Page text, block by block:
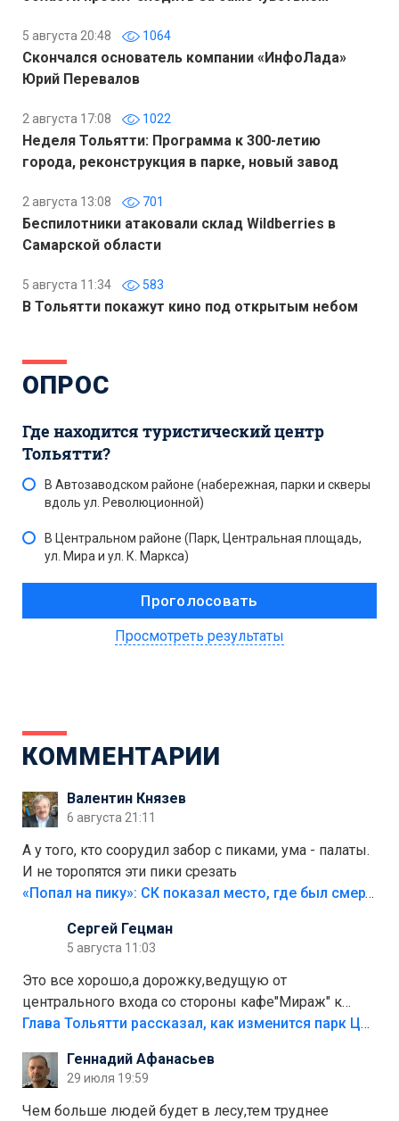
5 августа 20:48 1064
Скончался основатель компании «ИнфоЛада»
Юрий Перевалов
2 августа 17:08 1022
Неделя Тольятти: Программа к 300-летию
города, реконструкция в парке, новый завод
2 августа 13:08 701
Беспилотники атаковали склад Wildberries в
Самарской области
5 августа 11:34 583
В Тольятти покажут кино под открытым небом
ОПРОС
Где находится туристический центр
Тольятти?
В Автозаводском районе (набережная, парки и скверы
вдоль ул. Революционной)
В Центральном районе (Парк, Центральная площадь,
ул. Мира и ул. К. Маркса)
Просмотреть результаты
КОММЕНТАРИИ
Валентин Князев
6 августа 21:11
А у того, кто соорудил забор с пиками, ума - палаты.
И не торопятся эти пики срезать
«Попал на пику»: СК показал место, где был смертельно травмирован ребенок в Тольятти
Сергей Гецман
5 августа 11:03
Это все хорошо,а дорожку,ведущую от
центрального входа со стороны кафе"Мираж" к
аттракционам слабо доделать?А то бордюры
лежала в парке и испортилась.Да еще,видимо,часть
украли.
Глава Тольятти рассказал, как изменится парк Центрального района
Геннадий Афанасьев
29 июля 19:59
Чем больше людей будет в лесу,тем труднее